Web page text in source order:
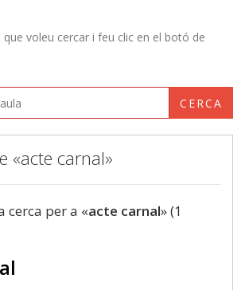
voleu cercar i feu clic en el botó de
CERCA
«acte carnal»
cerca per a «acte carnal» (1